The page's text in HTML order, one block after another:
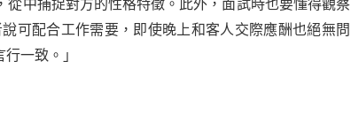
中捕捉對方的性格特徵。此外，面試時也要懂得觀察
可配合工作需要，即使晚上和客人交際應酬也絕無問
一致。」